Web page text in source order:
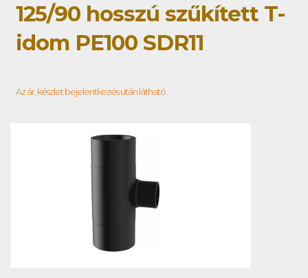
125/90 hosszú szűkített T-
idom PE100 SDR11
Az ár, készlet bejelentkezés után látható